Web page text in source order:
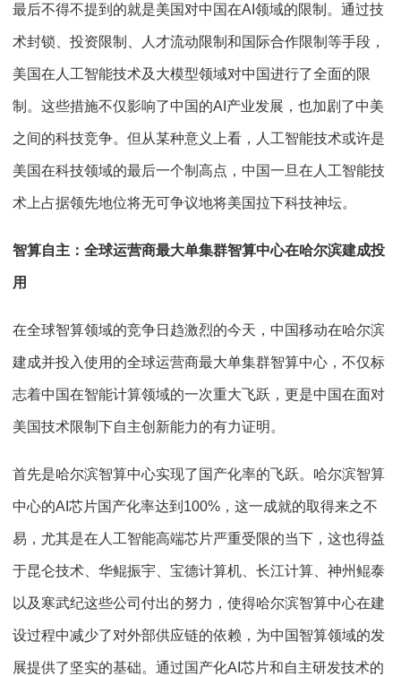
最后不得不提到的就是美国对中国在AI 领域的限制。通过技
术封锁、投资限制、人才流动限制和国际合作限制等手段，
美国在人工智能技术及大模型领域对中国进行了全面的限
制。这些措施不仅影响了中国的AI 产业发展，也加剧了中美
之间的科技竞争。但从某种意义上看，人工智能技术或许是
美国在科技领域的最后一个制高点，中国一旦在人工智能技
术上占据领先地位将无可争议地将美国拉下科技神坛。
智算自主：全球运营商最大单集群智算中心在哈尔滨建成投
用
在全球智算领域的竞争日趋激烈的今天，中国移动在哈尔滨
建成并投入使用的全球运营商最大单集群智算中心，不仅标
志着中国在智能计算领域的一次重大飞跃，更是中国在面对
美国技术限制下自主创新能力的有力证明。
首先是哈尔滨智算中心实现了国产化率的飞跃。哈尔滨智算
中心的AI 芯片国产化率达到 100% ，这一成就的取得来之不
易，尤其是在人工智能高端芯片严重受限的当下，这也得益
于昆仑技术、华鲲振宇、宝德计算机、长江计算、神州鲲泰
以及寒武纪这些公司付出的努力，使得哈尔滨智算中心在建
设过程中减少了对外部供应链的依赖，为中国智算领域的发
展提供了坚实的基础。通过国产化AI 芯片和自主研发技术的